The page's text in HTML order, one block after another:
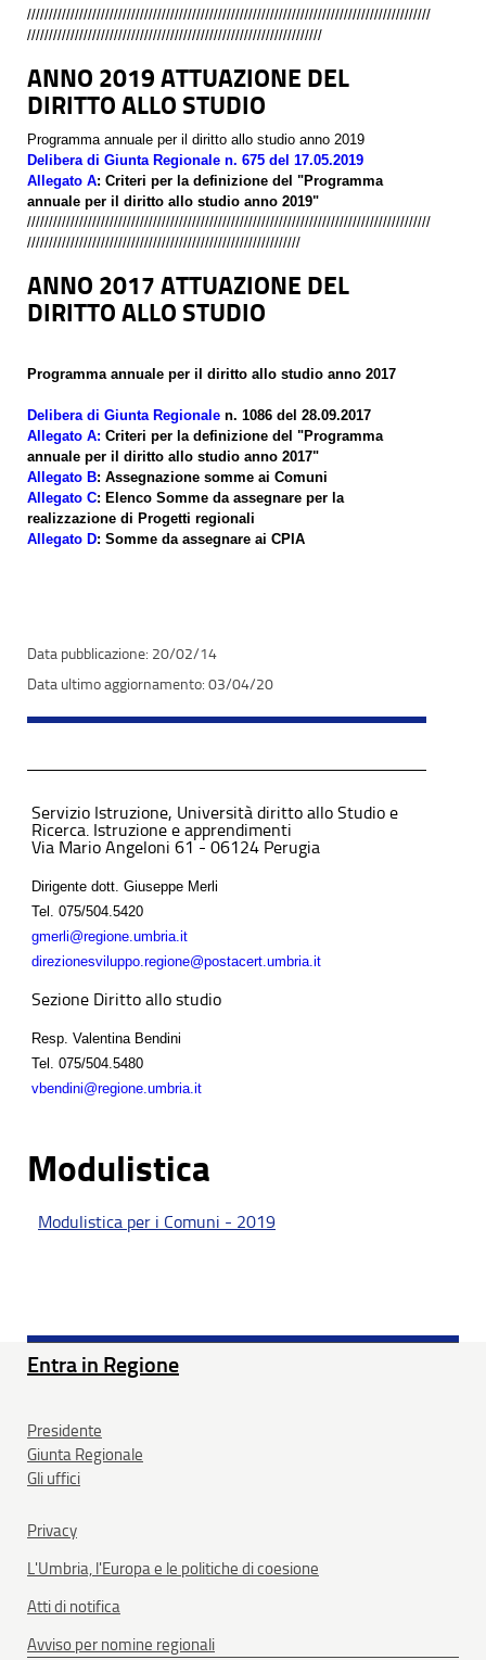
/////////////////////////////////////////////////////////////////////////////////////////////
////////////////////////////////////////////////////////////////////
ANNO 2019 ATTUAZIONE DEL
DIRITTO ALLO STUDIO
Programma annuale per il diritto allo studio anno 2019
Delibera di Giunta Regionale n. 675 del 17.05.2019
Allegato A: Criteri per la definizione del "Programma
annuale per il diritto allo studio anno 2019"
/////////////////////////////////////////////////////////////////////////////////////////////
///////////////////////////////////////////////////////////////
ANNO 2017 ATTUAZIONE DEL
DIRITTO ALLO STUDIO
Programma annuale per il diritto allo studio anno 2017
Delibera di Giunta Regionale n. 1086 del 28.09.2017
​Allegato A: Criteri per la definizione del "Programma
annuale per il diritto allo studio anno 2017"
Allegato B: Assegnazione somme ai Comuni
Allegato C: Elenco Somme da assegnare per la
realizzazione di Progetti regionali
Allegato D: Somme da assegnare ai CPIA
20/02/14
03/04/20
Servizio Istruzione, Università diritto allo Studio e
Ricerca. Istruzione e apprendimenti
Via Mario Angeloni 61 - 06124 Perugia
Dirigente dott. Giuseppe Merli
Tel.
075/504.5420
gmerli@regione.umbria.it
direzionesviluppo.regione@postacert.umbria.it
Sezione Diritto allo studio
Resp. Valentina Bendini
Tel.
075/504.5480
vbendini@regione.umbria.it
Modulistica
Modulistica per i Comuni - 2019
Entra in Regione
Presidente
Giunta Regionale
Gli uffici
Privacy
L'Umbria, l'Europa e le politiche di coesione
Atti di notifica
Avviso per nomine regionali